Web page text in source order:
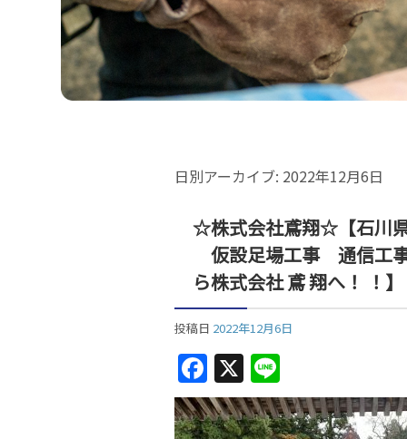
日別アーカイブ: 2022年12月6日
☆株式会社鳶翔☆【石
仮設足場工事 通信工
ら株式会社 鳶 翔へ！ ！】
投稿日 2022年12月6日
F
a
c
X
n
e